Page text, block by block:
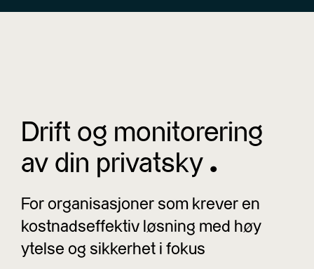
Drift og monitorering
av din privatsky ^
For organisasjoner som krever en
kostnadseffektiv løsning med høy
ytelse og sikkerhet i fokus